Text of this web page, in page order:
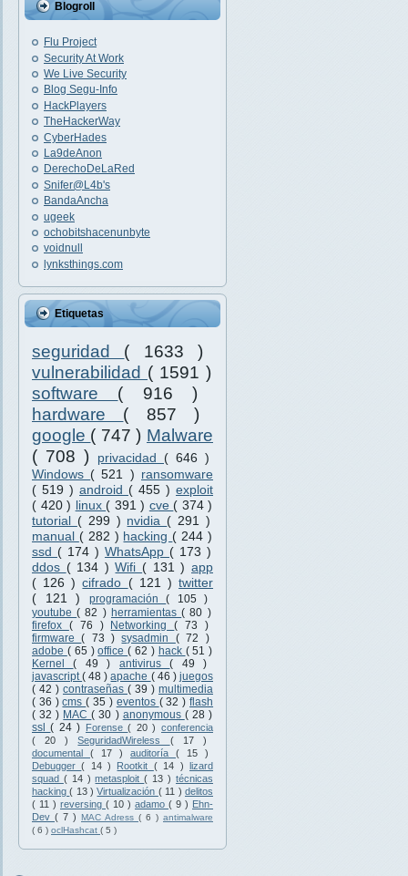
Blogroll
Flu Project
Security At Work
We Live Security
Blog Segu-Info
HackPlayers
TheHackerWay
CyberHades
La9deAnon
DerechoDeLaRed
Snifer@L4b's
BandaAncha
ugeek
ochobitshacenunbyte
voidnull
lynksthings.com
Etiquetas
seguridad ( 1633 )
vulnerabilidad ( 1591 )
software ( 916 )
hardware ( 857 )
google ( 747 ) Malware
( 708 )
privacidad ( 646 )
Windows ( 521 ) ransomware
( 519 ) android ( 455 ) exploit
( 420 ) linux ( 391 ) cve ( 374 )
tutorial ( 299 ) nvidia ( 291 )
manual ( 282 ) hacking ( 244 )
ssd ( 174 ) WhatsApp ( 173 )
ddos ( 134 )Wifi ( 131 ) app
( 126 )cifrado ( 121 )twitter
( 121 ) programación( 105 )
youtube( 82 ) herramientas( 80 )
firefox ( 76 ) Networking( 73 )
firmware( 73 )sysadmin ( 72 )
adobe ( 65 )office( 62 ) hack ( 51 )
Kernel( 49 ) antivirus( 49 )
javascript( 48 )apache ( 46 ) juegos
( 42 ) contraseñas ( 39 ) multimedia
( 36 )cms( 35 ) eventos ( 32 )flash
( 32 ) MAC( 30 ) anonymous ( 28 )
ssl( 24 ) Forense( 20 ) conferencia
( 20 )SeguridadWireless ( 17 )
documental ( 17 ) auditoría ( 15 )
Debugger( 14 ) Rootkit ( 14 ) lizard
squad ( 14 )metasploit( 13 ) técnicas
hacking( 13 )Virtualización ( 11 ) delitos
( 11 ) reversing ( 10 ) adamo ( 9 ) Ehn-
Dev ( 7 ) MAC Adress ( 6 ) antimalware
( 6 ) oclHashcat ( 5 )